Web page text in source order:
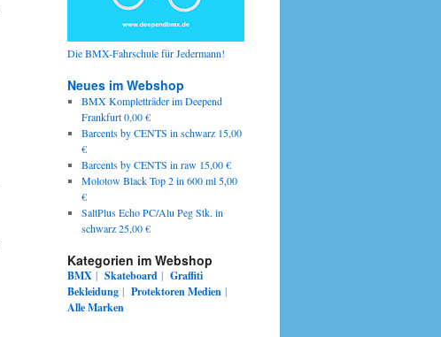
Die BMX-Fahrschule für Jedermann!
Neues im Webshop
BMX Kompletträder im Deepend
Frankfurt 0,00 €
Barcents by CENTS in schwarz 15,00
€
Barcents by CENTS in raw 15,00 €
Molotow Black Top 2 in 600 ml 5,00
€
SaltPlus Echo PC/Alu Peg Stk. in
schwarz 25,00 €
Kategorien im Webshop
BMX | Skateboard | Graffiti
Bekleidung | ProtektorenMedien |
Alle Marken